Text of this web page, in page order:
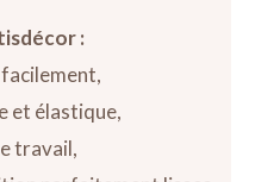
:
et élastique,
travail,